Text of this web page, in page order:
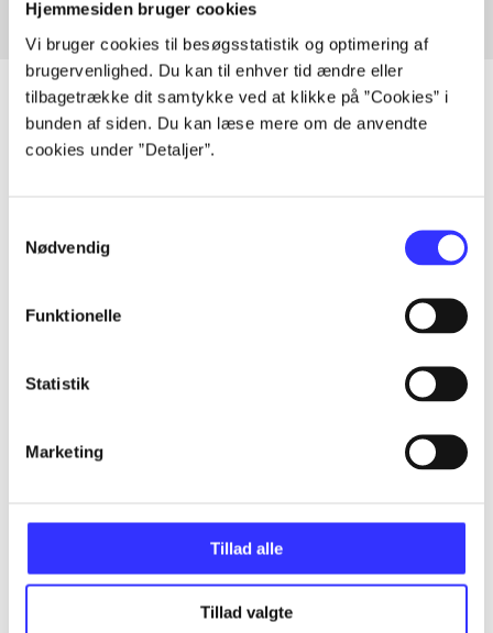
Hjemmesiden bruger cookies
Vi bruger cookies til besøgsstatistik og optimering af
brugervenlighed. Du kan til enhver tid ændre eller
tilbagetrække dit samtykke ved at klikke på ”Cookies” i
bunden af siden. Du kan læse mere om de anvendte
cookies under ”Detaljer”.
Nødvendig
Funktionelle
Statistik
Marketing
Tillad alle
Tillad valgte
...